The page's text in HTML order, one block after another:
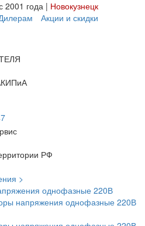
2001 года | Новокузнецк
Акции и скидки
РФ
>
однофазные 220В
напряжения однофазные 220В